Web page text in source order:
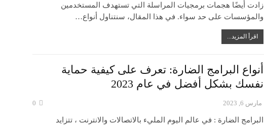
زادت أيضًا هجمات برمجيات المراسلة التي تستهدف المستخدمين
والمؤسسات على حد سواء. في هذا المقال، سنتناول أنواع…
اقرأ المزيد...
أنواع البرامج الضارة: تعرف على كيفية حماية
نفسك بشكل أفضل في عام 2023
مارس 6, 2023
البرامج الضارة : في عالم اليوم المليء بالاتصالات والانترنت ، تتزايد